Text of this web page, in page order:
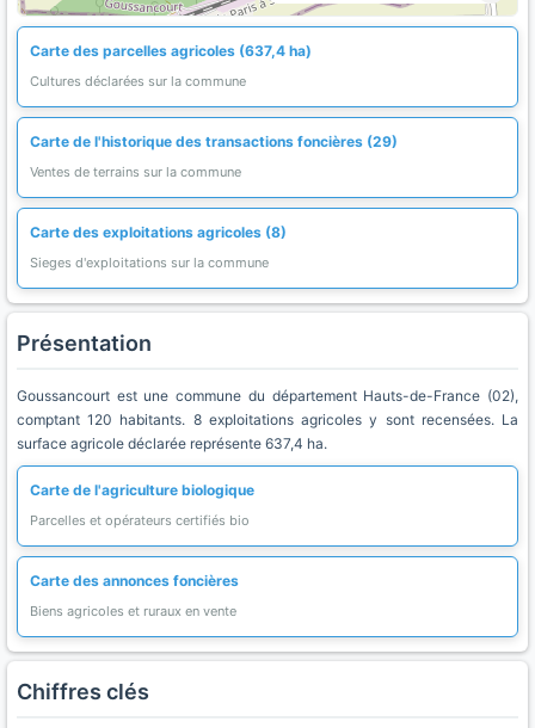
Carte des parcelles agricoles (637,4 ha)
Cultures déclarées sur la commune
Carte de l'historique des transactions foncières (29)
Ventes de terrains sur la commune
Carte des exploitations agricoles (8)
Sieges d'exploitations sur la commune
Présentation
Goussancourt est une commune du département Hauts-de-France (02),
comptant 120 habitants. 8 exploitations agricoles y sont recensées. La
surface agricole déclarée représente 637,4 ha.
Carte de l'agriculture biologique
Parcelles et opérateurs certifiés bio
Carte des annonces foncières
Biens agricoles et ruraux en vente
Chiffres clés